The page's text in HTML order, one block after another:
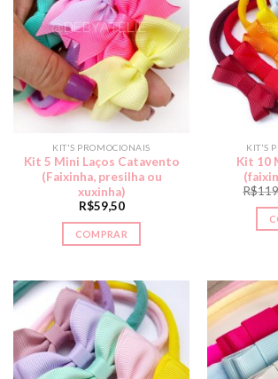
KIT'S PROMOCIONAIS
Kit 5 Mini Laços Catavento
(Faixinha, presilha ou
xuxinha)
R$59,50
COMPRAR
KIT'S
Kit 10
R$